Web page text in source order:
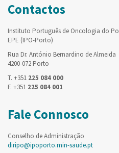
Contactos
Instituto Português de Oncologia do
EPE (IPO-Porto)
Rua Dr. António Bernardino de Almeida
4200-072 Porto
T. +351 225 084 000
F. +351 225 084 001
Fale Connosco
Conselho de Administração
diripo@ipoporto.min-saude.pt